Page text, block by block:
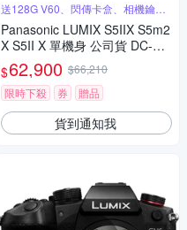
送128G V60、閃傳卡盒、相機鑰匙
圈
Panasonic LUMIX S5IIX S5m2
X S5II X 單機身 公司貨 DC-S5
M2X
$62,900 $66,210
限時下殺
券 贈品
貨到通知我